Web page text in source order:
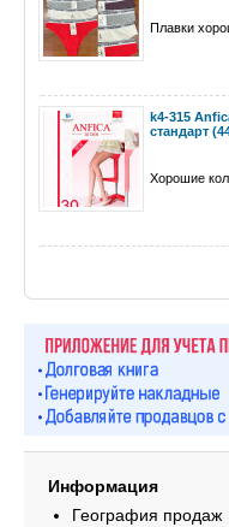
Плавки
k4-315
стандарт
Хорошие
Информация
География продаж